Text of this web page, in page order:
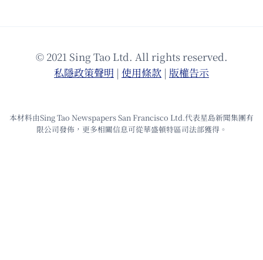
© 2021 Sing Tao Ltd. All rights reserved.
私隱政策聲明 | 使⽤條款 | 版權告⽰
本材料由Sing Tao Newspapers San Francisco Ltd.代表星島新聞集團有
限公司發佈，更多相關信息可從華盛頓特區司法部獲得。